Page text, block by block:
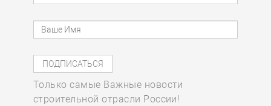
Только самые Важные новости
строительной отрасли России!